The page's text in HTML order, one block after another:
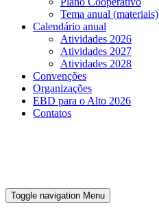
Tema anual (materiais)
Calendário anual
Atividades 2026
Atividades 2027
Atividades 2028
Convenções
Organizações
EBD para o Alto 2026
Contatos
Toggle navigation Menu